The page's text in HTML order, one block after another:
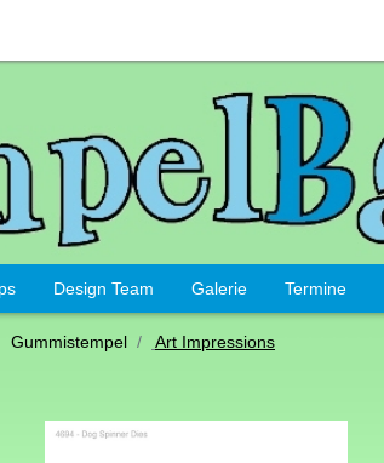
Design Team Galerie Termine
Gummistempel Art Impressions